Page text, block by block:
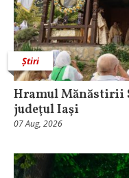
Știri
Hramul Mănăstirii
judeţul Iaşi
07 Aug, 2026